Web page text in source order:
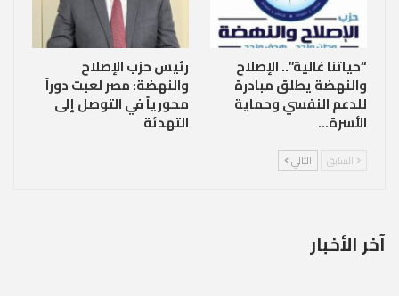
“حياتنا غالية”.. الإصلاح
والنهضة يطلق مبادرة
للدعم النفسي وحماية
الأسرة…
رئيس حزب الإصلاح
والنهضة: مصر لعبت دوراً
محورياً في التوصل إلى
التهدئة
السابق التالي
آخر الأخبار